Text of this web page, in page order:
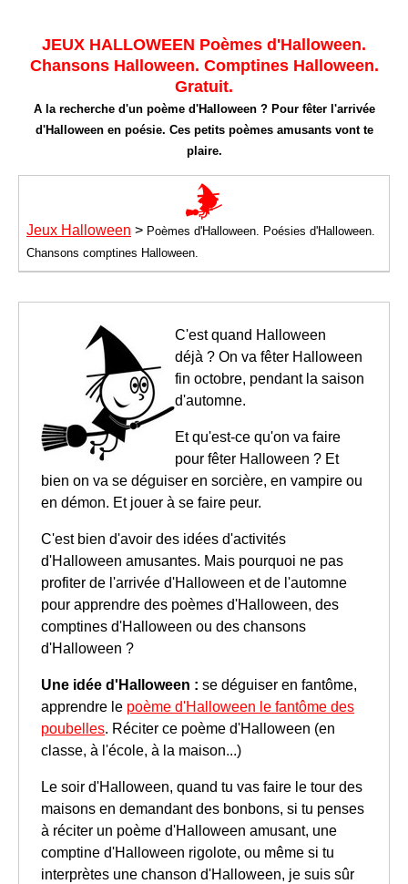
JEUX HALLOWEEN Poèmes d'Halloween.
Chansons Halloween. Comptines Halloween.
Gratuit.
A la recherche d'un poème d'Halloween ? Pour fêter l'arrivée
d'Halloween en poésie. Ces petits poèmes amusants vont te
plaire.
Jeux Halloween > Poèmes d'Halloween. Poésies d'Halloween.
Chansons comptines Halloween.
C'est quand Halloween
déjà ? On va fêter Halloween
fin octobre, pendant la saison
d'automne.
Et qu'est-ce qu'on va faire
pour fêter Halloween ? Et
bien on va se déguiser en sorcière, en vampire ou
en démon. Et jouer à se faire peur.
C'est bien d'avoir des idées d'activités
d'Halloween amusantes. Mais pourquoi ne pas
profiter de l'arrivée d'Halloween et de l'automne
pour apprendre des poèmes d'Halloween, des
comptines d'Halloween ou des chansons
d'Halloween ?
Une idée d'Halloween : se déguiser en fantôme,
apprendre le poème d'Halloween le fantôme des
poubelles. Réciter ce poème d'Halloween (en
classe, à l'école, à la maison...)
Le soir d'Halloween, quand tu vas faire le tour des
maisons en demandant des bonbons, si tu penses
à réciter un poème d'Halloween amusant, une
comptine d'Halloween rigolote, ou même si tu
interprètes une chanson d'Halloween, je suis sûr